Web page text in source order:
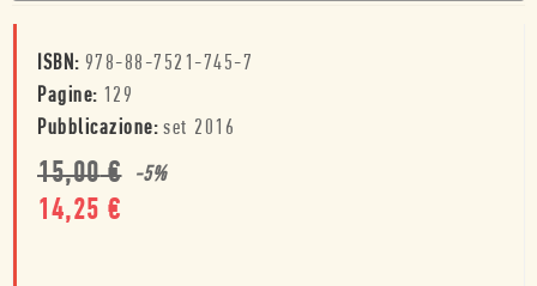
ISBN: 978-88-7521-745-7
Pagine: 129
Pubblicazione: set 2016
15,00€ -5%
14,25 €